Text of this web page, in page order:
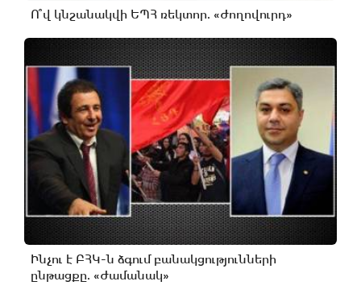
Ո՞վ կնշանակվի ԵՊՀ ռեկտոր. «Ժողովուրդ»
Ինչու է ԲՀԿ-ն ձգում բանակցությունների
ընթացքը. «Ժամանակ»